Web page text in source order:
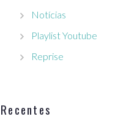
Notícias
Playlist Youtube
Reprise
Recentes